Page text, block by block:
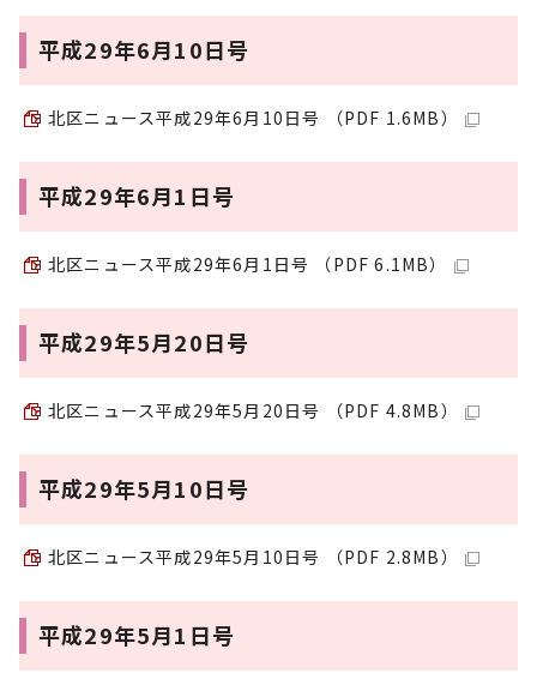
平成29年6月10日号
北区ニュース平成29年6月10日号 （PDF 1.6MB）
平成29年6月1日号
北区ニュース平成29年6月1日号 （PDF 6.1MB）
平成29年5月20日号
北区ニュース平成29年5月20日号 （PDF 4.8MB）
平成29年5月10日号
北区ニュース平成29年5月10日号 （PDF 2.8MB）
平成29年5月1日号